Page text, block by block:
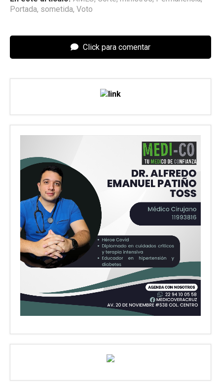
Portada, sometida, Voto
Click para comentar